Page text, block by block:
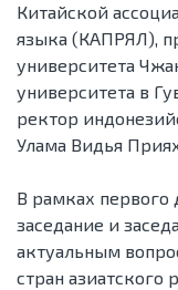
Китайской
языка (КАПРЯЛ),
университета
университета в
ректор
Улама Видья
В рамках первого
заседание и
актуальным
стран азиатского